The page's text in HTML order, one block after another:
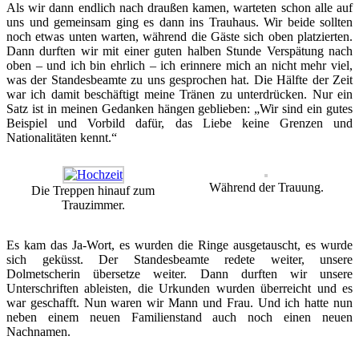
Als wir dann endlich nach draußen kamen, warteten schon alle auf
uns und gemeinsam ging es dann ins Trauhaus. Wir beide sollten
noch etwas unten warten, während die Gäste sich oben platzierten.
Dann durften wir mit einer guten halben Stunde Verspätung nach
oben – und ich bin ehrlich – ich erinnere mich an nicht mehr viel,
was der Standesbeamte zu uns gesprochen hat. Die Hälfte der Zeit
war ich damit beschäftigt meine Tränen zu unterdrücken. Nur ein
Satz ist in meinen Gedanken hängen geblieben: „Wir sind ein gutes
Beispiel und Vorbild dafür, das Liebe keine Grenzen und
Nationalitäten kennt.“
Die Treppen hinauf zum
Trauzimmer.
Während der Trauung.
Es kam das Ja-Wort, es wurden die Ringe ausgetauscht, es wurde
sich geküsst. Der Standesbeamte redete weiter, unsere
Dolmetscherin übersetze weiter. Dann durften wir unsere
Unterschriften ableisten, die Urkunden wurden überreicht und es
war geschafft. Nun waren wir Mann und Frau. Und ich hatte nun
neben einem neuen Familienstand auch noch einen neuen
Nachnamen.